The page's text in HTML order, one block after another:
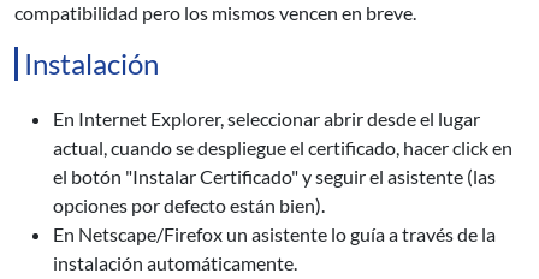
compatibilidad pero los mismos vencen en breve.
Instalación
En Internet Explorer, seleccionar abrir desde el lugar
actual, cuando se despliegue el certificado, hacer click en
el botón "Instalar Certificado" y seguir el asistente (las
opciones por defecto están bien).
En Netscape/Firefox un asistente lo guía a través de la
instalación automáticamente.